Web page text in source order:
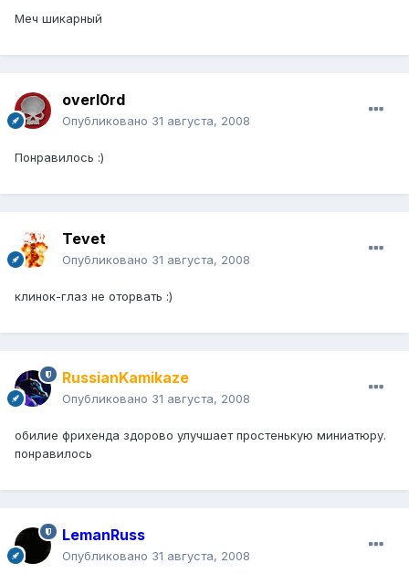
Меч шикарный
overl0rd
Опубликовано 31 августа, 2008
Понравилось :)
Tevet
Опубликовано 31 августа, 2008
клинок-глаз не оторвать :)
RussianKamikaze
Опубликовано 31 августа, 2008
обилие фрихенда здорово улучшает простенькую миниатюру.
понравилось
LemanRuss
Опубликовано 31 августа, 2008